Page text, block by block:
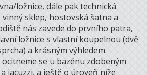
ložnice, dále pak technická
sklep, hostovská šatna a
nás zavede do prvního patra,
ložnice s vlastní koupelnou (dvě
a krásným výhledem.
se u bazénu zdobeným
jacuzzi, a ještě o úroveň níže